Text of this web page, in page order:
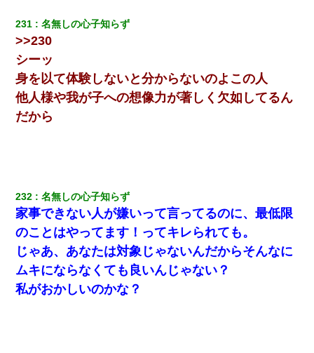
231 名無しの心子知らず
>>230
シーッ
身を以て体験しないと分からないのよこの人
他人様や我が子への想像力が著しく欠如してるん
だから
232 名無しの心子知らず
家事できない人が嫌いって言ってるのに、最低限
のことはやってます！ってキレられても。
じゃあ、あなたは対象じゃないんだからそんなに
ムキにならなくても良いんじゃない？
私がおかしいのかな？